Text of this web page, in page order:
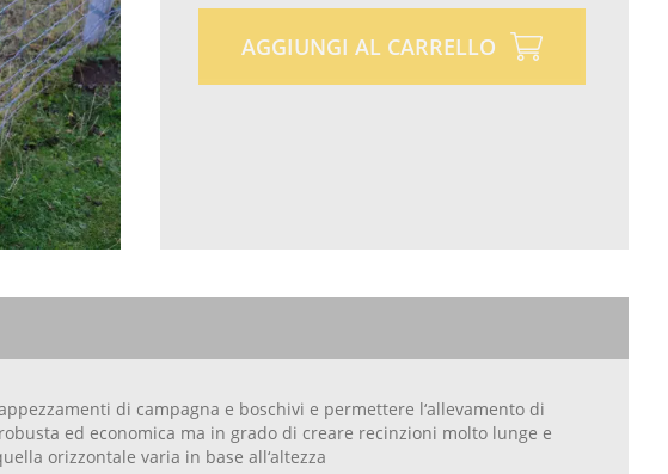
AGGIUNGI AL CARRELLO
di campagna e boschivi e permettere l‘allevamento di
ed economica ma in grado di creare recinzioni molto lunge e
orizzontale varia in base all‘altezza